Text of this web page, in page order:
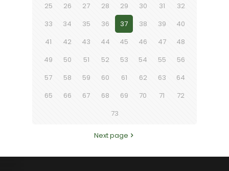
25
26 27 28 29 30 31
32
33
34 35 36 37 38 39
40
41
42 43 44 45 46 47
48
49
50 51 52 53 54 55
56
57
58 59 60 61 62 63
64
65
66 67 68 69 70 71
72
73
Next page